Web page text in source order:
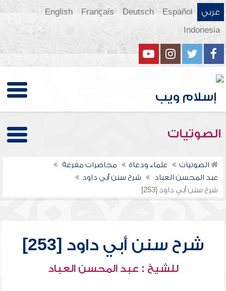
عربي Español
Deutsch
Français
English
Indonesia
الصوتيات
الصوتيات علماء ودعاة
محاضرات مفرغة
عبد المحسن العباد
شرح سنن أبي داود
شرح سنن أبي داود [253]
شرح سنن أبي داود [253]
للشيخ : عبد المحسن العباد